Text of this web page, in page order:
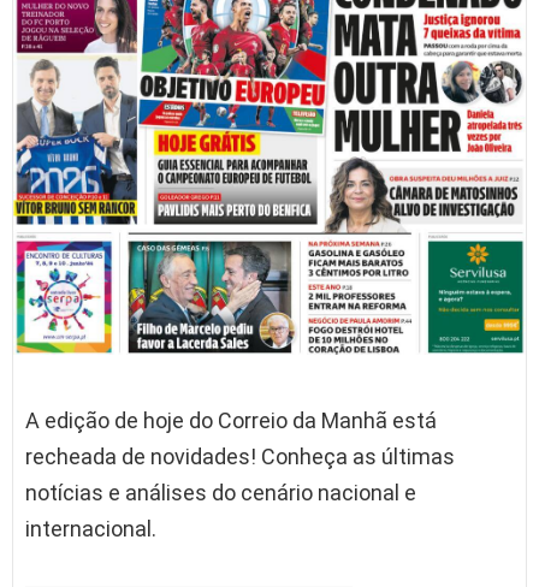
A edição de hoje do Correio da Manhã está
recheada de novidades! Conheça as últimas
notícias e análises do cenário nacional e
internacional.